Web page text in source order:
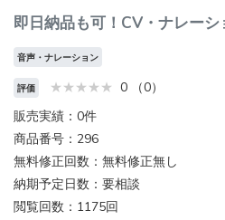
即日納品も可！CV・ナレー
音声・ナレーション
評価
0 （0）
販売実績：0件
商品番号：296
無料修正回数：無料修正無し
納期予定日数：要相談
閲覧回数：1175回